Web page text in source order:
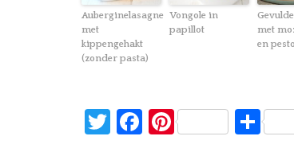
Auberginelasagne
met
kippengehakt
(zonder pasta)
Vongole in
papillot
met
en pesto
TwitterFacebook
Pinterest